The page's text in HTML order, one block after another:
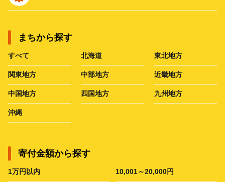
まちから探す
すべて 北海道 東北地方
関東地方 中部地方 近畿地方
中国地方 四国地方 九州地方
沖縄
寄付金額から探す
1万円以内 10,001～20,000円